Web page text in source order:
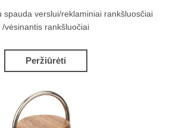
spauda verslui/reklaminiai rankšluosčiai
/vėsinantis rankšluočiai
Peržiūrėti